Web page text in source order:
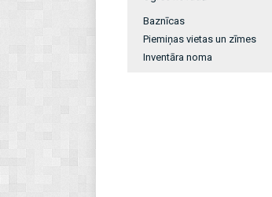
Baznīcas
Piemiņas vietas un zīmes
Inventāra noma